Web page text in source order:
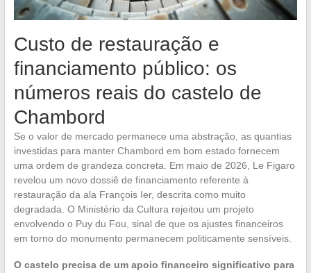
Custo de restauração e
financiamento público: os
números reais do castelo de
Chambord
Se o valor de mercado permanece uma abstração, as quantias
investidas para manter Chambord em bom estado fornecem
uma ordem de grandeza concreta. Em maio de 2026, Le Figaro
revelou um novo dossiê de financiamento referente à
restauração da ala François Ier, descrita como muito
degradada. O Ministério da Cultura rejeitou um projeto
envolvendo o Puy du Fou, sinal de que os ajustes financeiros
em torno do monumento permanecem politicamente sensíveis.
O castelo precisa de um apoio financeiro significativo para